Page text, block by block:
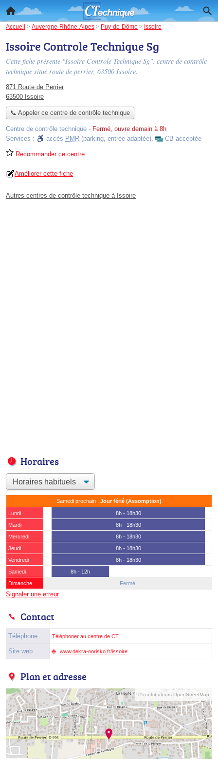
Accueil > Auvergne-Rhône-Alpes > Puy-de-Dôme > Issoire
Issoire Controle Technique Sg
Cette fiche présente "Issoire Controle Technique Sg", centre de contrôle
technique situé route de perrier, 63500 Issoire.
871 Route de Perrier
63500 Issoire
📞 Appeler ce centre de contrôle technique
Centre de contrôle technique - Fermé, ouvre demain à 8h
Services :
accès PMR (parking, entrée adaptée), CB acceptée
Recommander ce centre
Améliorer cette fiche
Autres centres de contrôle technique à Issoire
Horaires
Samedi prochain : Jour férié (Assomption)
Lundi
8h - 18h30
Mardi
8h - 18h30
Mercredi
8h - 18h30
Jeudi
8h - 18h30
Vendredi
8h - 18h30
Samedi
8h - 12h
Dimanche
Fermé
Signaler une erreur
Contact
Téléphone Téléphoner au centre de CT
Site web www.dekra-norisko.fr/issoire
Plan et adresse
© contributeurs OpenStreetMap